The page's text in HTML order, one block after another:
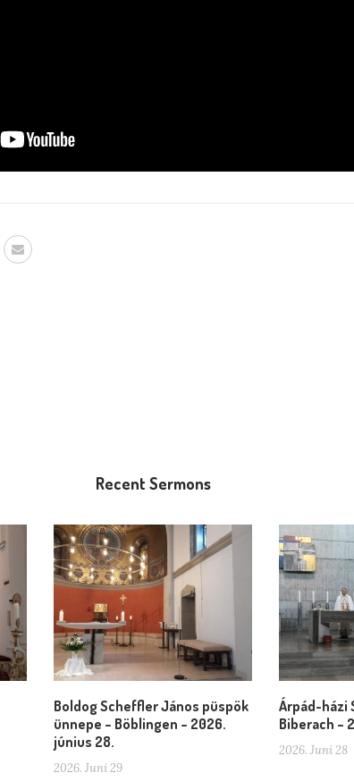
Recent Sermons
Boldog Scheffler János püspök
ünnepe – Böblingen – 2026.
június 28.
2026. Juni 29
Árpád-házi
Biberach –
2026. Juni 28